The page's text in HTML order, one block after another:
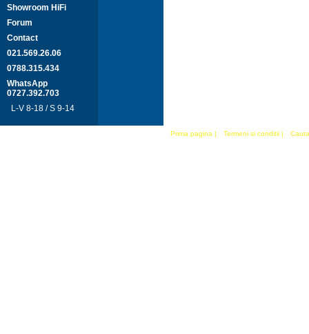
Showroom HiFi
Forum
Contact
021.569.26.06
0788.315.434
WhatsApp
0727.392.703
L-V 8-18 / S 9-14
Prima pagina | Termeni si conditii |